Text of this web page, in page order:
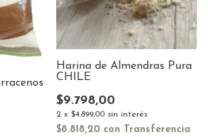
Harina de Almendras Pura
CHILE
$9.798,00
2 x $4.899,00 sin interés
$8.818,20 con Transferencia